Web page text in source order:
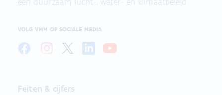
VOLG VMM OP SOCIALE MEDIA
Feiten & cijfers